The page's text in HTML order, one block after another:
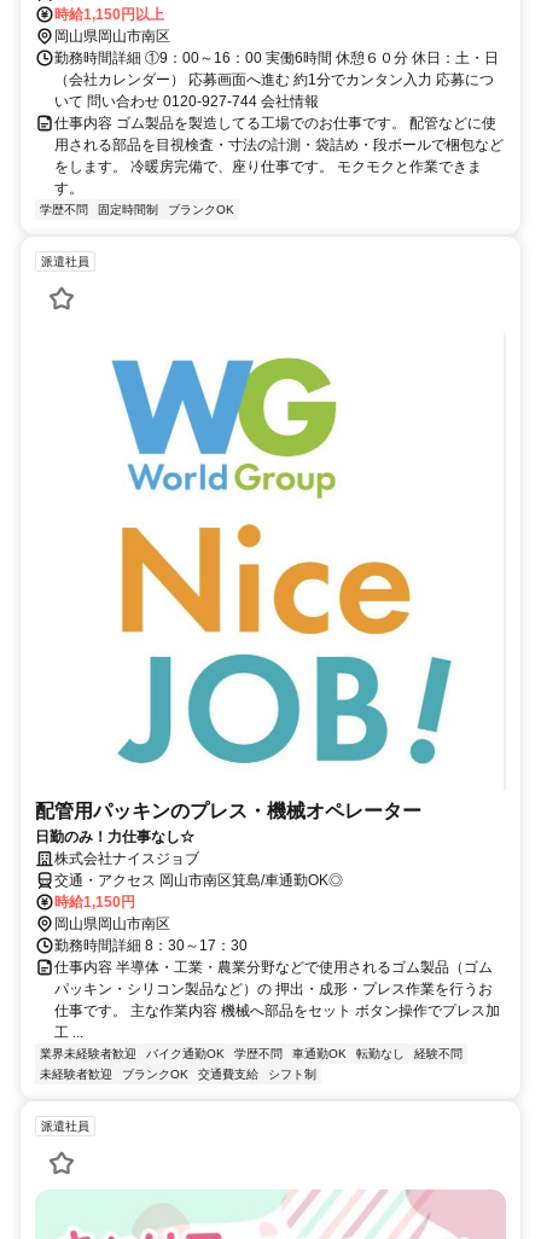
時給1,150円以上
岡山県岡山市南区
勤務時間詳細 ①9：00～16：00 実働6時間 休憩６０分 休日：土・日
（会社カレンダー） 応募画面へ進む 約1分でカンタン入力 応募につ
いて 問い合わせ 0120-927-744 会社情報
仕事内容 ゴム製品を製造してる工場でのお仕事です。 配管などに使
用される部品を目視検査・寸法の計測・袋詰め・段ボールで梱包など
をします。 冷暖房完備で、座り仕事です。 モクモクと作業できま
す。
学歴不問 固定時間制 ブランクOK
派遣社員
配管用パッキンのプレス・機械オペレーター
日勤のみ！力仕事なし☆
株式会社ナイスジョブ
交通・アクセス 岡山市南区箕島/車通勤OK◎
時給1,150円
岡山県岡山市南区
勤務時間詳細 8：30～17：30
仕事内容 半導体・工業・農業分野などで使用されるゴム製品（ゴム
パッキン・シリコン製品など）の 押出・成形・プレス作業を行うお
仕事です。 主な作業内容 機械へ部品をセット ボタン操作でプレス加
工 ...
業界未経験者歓迎 バイク通勤OK 学歴不問 車通勤OK 転勤なし
経験不問
未経験者歓迎
ブランクOK 交通費支給 シフト制
派遣社員